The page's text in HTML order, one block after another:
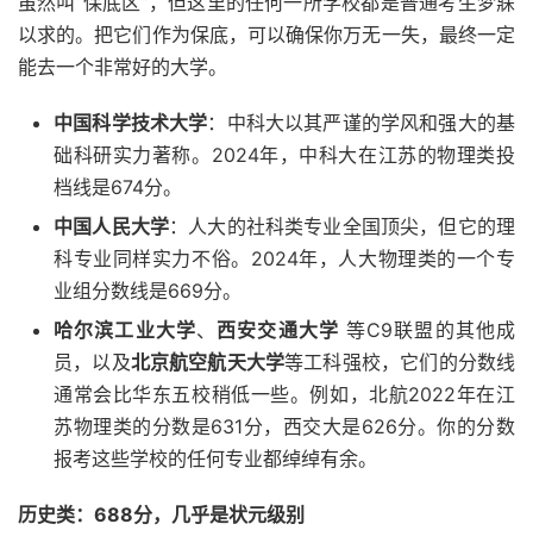
以求的。把它们作为保底，可以确保你万无一失，最终一定
能去一个非常好的大学。
中国科学技术大学：中科大以其严谨的学风和强大的基
础科研实力著称。2024年，中科大在江苏的物理类投
档线是674分。
中国人民大学：人大的社科类专业全国顶尖，但它的理
科专业同样实力不俗。2024年，人大物理类的一个专
业组分数线是669分。
哈尔滨工业大学、 西安交通大学 等C9联盟的其他成
员，以及北京航空航天大学等工科强校，它们的分数线
通常会比华东五校稍低一些。例如，北航2022年在江
苏物理类的分数是631分，西交大是626分。你的分数
报考这些学校的任何专业都绰绰有余。
历史类：688分，几乎是状元级别